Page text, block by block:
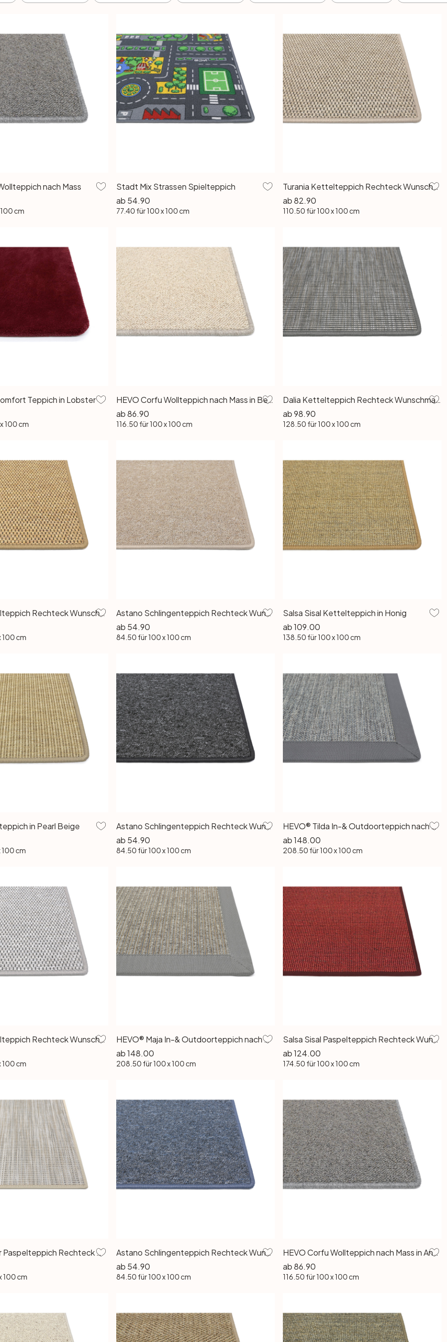
nach Mass
cm
Stadt Mix Strassen Spielteppich
ab 54.90
77.40 für 100 x 100 cm
Turania Kettelteppich Rechteck Wunschmass in Sand
ab82.90
110.50 für 100 x 100 cm
Teppich in Lobster
100 cm
HEVO Corfu Wollteppich nach Mass in Beige
ab86.90
116.50 für 100 x 100 cm
Dalia Kettelteppich Rechteck Wunschmass in Anthracite
ab98.90
128.50 für 100 x 100 cm
Turania Kettelteppich Rechteck Wunschmass in Honig
100 cm
Astano Schlingenteppich Rechteck Wunschmass in Beige
ab 54.90
84.50 für 100 x 100 cm
Salsa Sisal Kettelteppich in Honig
ab109.00
138.50 für 100 x 100 cm
in Pearl Beige
100 cm
Astano Schlingenteppich Rechteck Wunschmass in Anthrazit
ab 54.90
84.50 für 100 x 100 cm
HEVO® Tilda In-& Outdoorteppich nach Mass Rechteck Wunschmass in Ocean
ab148.00
208.50 für 100 x 100 cm
Turania Kettelteppich Rechteck Wunschmass in Hellgrau
100 cm
HEVO® Maja In-& Outdoorteppich nach Mass Rechteck Wunschmass in Ocean
ab148.00
208.50 für 100 x 100 cm
Salsa Sisal Paspelteppich Rechteck Wunschmass in Rubin
ab124.00
174.50 für 100 x 100 cm
Dalia Outdoor Paspelteppich Rechteck Wunschmass in Beige
100 cm
Astano Schlingenteppich Rechteck Wunschmass in Blau
ab 54.90
84.50 für 100 x 100 cm
HEVO Corfu Wollteppich nach Mass in Anthrazit
ab86.90
116.50 für 100 x 100 cm